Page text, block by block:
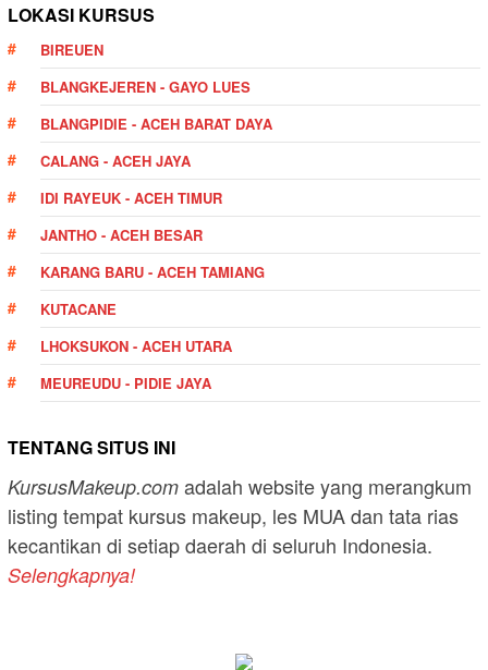
LOKASI KURSUS
BIREUEN
BLANGKEJEREN - GAYO LUES
BLANGPIDIE - ACEH BARAT DAYA
CALANG - ACEH JAYA
IDI RAYEUK - ACEH TIMUR
JANTHO - ACEH BESAR
KARANG BARU - ACEH TAMIANG
KUTACANE
LHOKSUKON - ACEH UTARA
MEUREUDU - PIDIE JAYA
TENTANG SITUS INI
KursusMakeup.com adalah website yang merangkum
listing tempat kursus makeup, les MUA dan tata rias
kecantikan di setiap daerah di seluruh Indonesia.
Selengkapnya!